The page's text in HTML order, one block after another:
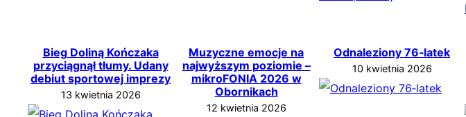
Bieg Doliną Kończaka
przyciągnął tłumy. Udany
debiut sportowej imprezy
13 kwietnia 2026
Muzyczne emocje na
najwyższym poziomie –
mikroFONIA 2026 w
Obornikach
12 kwietnia 2026
Odnaleziony 76‑latek
10 kwietnia 2026